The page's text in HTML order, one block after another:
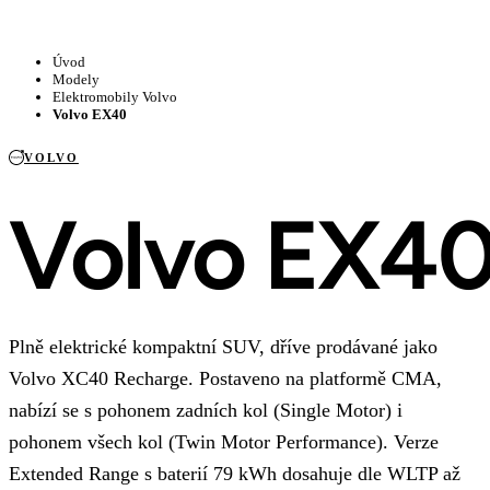
Úvod
Modely
Elektromobily Volvo
Volvo EX40
VOLVO
Volvo
Plně elektrické kompaktní SUV, dříve prodávané jako
Volvo XC40 Recharge. Postaveno na platformě CMA,
nabízí se s pohonem zadních kol (Single Motor) i
pohonem všech kol (Twin Motor Performance). Verze
Extended Range s baterií 79 kWh dosahuje dle WLTP až